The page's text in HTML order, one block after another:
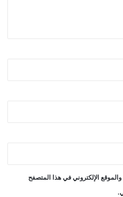
الإلكتروني في هذا المتصفح